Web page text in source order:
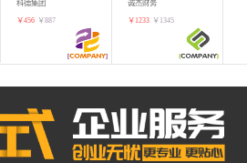
科德集团
￥456 ￥887
诚杰财务
￥ 1233 ￥ 1345